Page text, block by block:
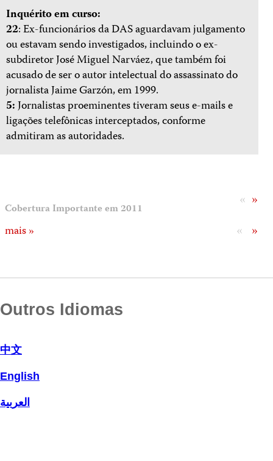
Inquérito em curso:
22: Ex-funcionários da DAS aguardavam julgamento
ou estavam sendo investigados, incluindo o ex-
subdiretor José Miguel Narváez, que também foi
acusado de ser o autor intelectual do assassinato do
jornalista Jaime Garzón, em 1999.
5:Jornalistas proeminentes tiveram seus e-mails e
ligações telefônicas interceptados, conforme
admitiram as autoridades.
»
«
Cobertura Importante em 2011
»
«
mais »
Outros Idiomas
中文
English
العربية